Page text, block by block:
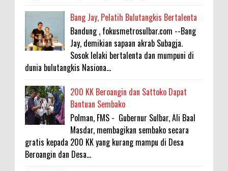
Bang Jay, Pelatih Bulutangkis Bertalenta
Bandung , fokusmetrosulbar.com --Bang
Jay, demikian sapaan akrab Subagja.
Sosok lelaki bertalenta dan mumpuni di
dunia bulutangkis Nasiona...
200 KK Beroangin dan Sattoko Dapat
Bantuan Sembako
Polman, FMS - Gubernur Sulbar, Ali Baal
Masdar, membagikan sembako secara
gratis kepada 200 KK yang kurang mampu di Desa
Beroangin dan Desa...